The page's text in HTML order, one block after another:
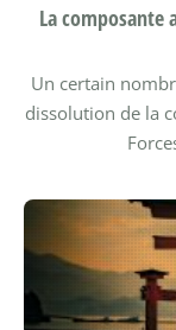
La composante
Un certain
dissolution de la